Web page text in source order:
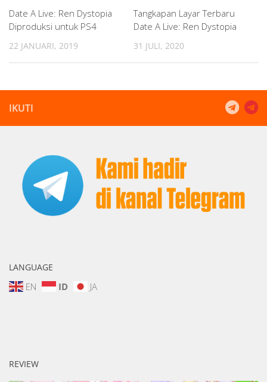
Date A Live: Ren Dystopia
Diproduksi untuk PS4
22 JANUARI, 2019
Tangkapan Layar Terbaru
Date A Live: Ren Dystopia
31 JULI, 2020
IKUTI
LANGUAGE
EN ID JA
REVIEW